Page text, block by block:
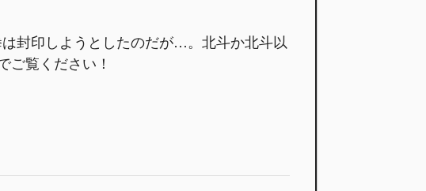
封印しようとしたのだが…。北斗か北斗以
覧ください！